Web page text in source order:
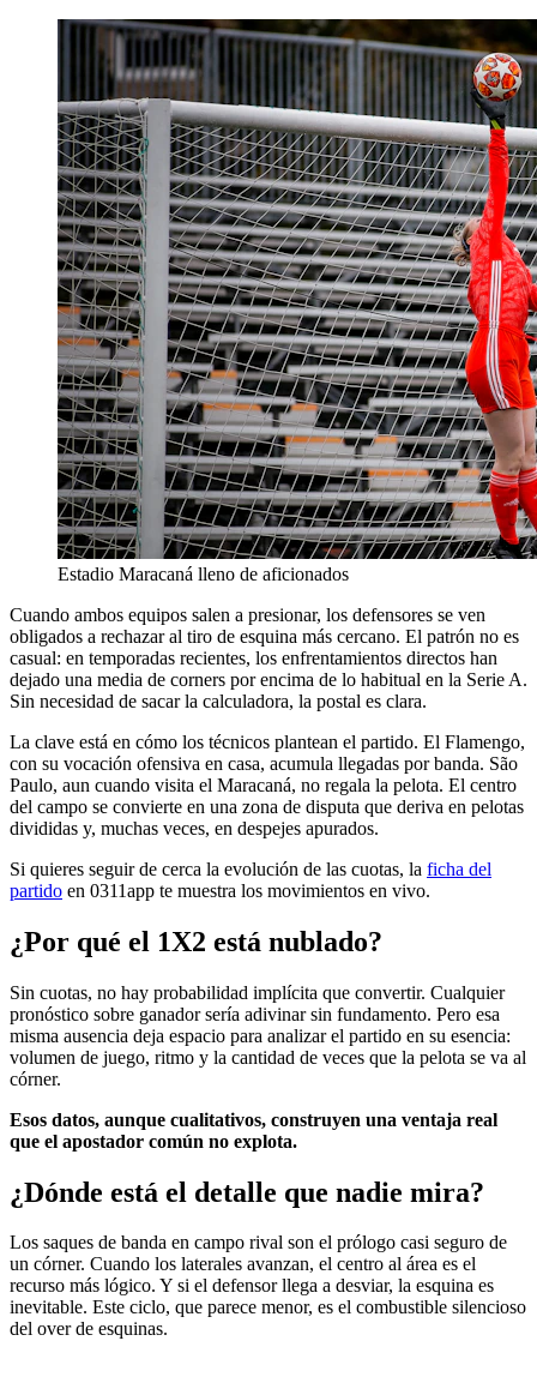
Estadio Maracaná lleno de aficionados
Cuando ambos equipos salen a presionar, los defensores se ven
obligados a rechazar al tiro de esquina más cercano. El patrón no es
casual: en temporadas recientes, los enfrentamientos directos han
dejado una media de corners por encima de lo habitual en la Serie A.
Sin necesidad de sacar la calculadora, la postal es clara.
La clave está en cómo los técnicos plantean el partido. El Flamengo,
con su vocación ofensiva en casa, acumula llegadas por banda. São
Paulo, aun cuando visita el Maracaná, no regala la pelota. El centro
del campo se convierte en una zona de disputa que deriva en pelotas
divididas y, muchas veces, en despejes apurados.
Si quieres seguir de cerca la evolución de las cuotas, la ficha del
partido en 0311app te muestra los movimientos en vivo.
¿Por qué el 1X2 está nublado?
Sin cuotas, no hay probabilidad implícita que convertir. Cualquier
pronóstico sobre ganador sería adivinar sin fundamento. Pero esa
misma ausencia deja espacio para analizar el partido en su esencia:
volumen de juego, ritmo y la cantidad de veces que la pelota se va al
córner.
Esos datos, aunque cualitativos, construyen una ventaja real
que el apostador común no explota.
¿Dónde está el detalle que nadie mira?
Los saques de banda en campo rival son el prólogo casi seguro de
un córner. Cuando los laterales avanzan, el centro al área es el
recurso más lógico. Y si el defensor llega a desviar, la esquina es
inevitable. Este ciclo, que parece menor, es el combustible silencioso
del over de esquinas.